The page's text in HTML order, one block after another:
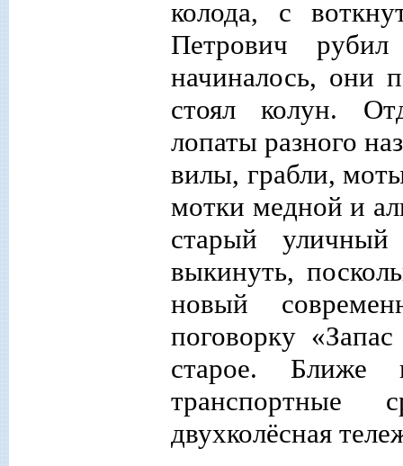
колода, с
Петрович
начиналось, они
стоял колун.
лопаты разного
вилы, грабли,
мотки медной и
старый
выкинуть,
новый
поговорку
старое. Ближе
транспортные
двухколёсная